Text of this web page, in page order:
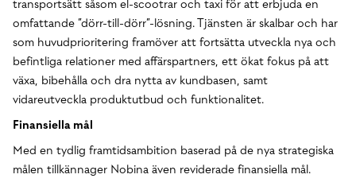
transportsätt såsom el-scootrar och taxi för att erbjuda en
omfattande ”dörr-till-dörr”-lösning. Tjänsten är skalbar och har
som huvudprioritering framöver att fortsätta utveckla nya och
befintliga relationer med affärspartners, ett ökat fokus på att
växa, bibehålla och dra nytta av kundbasen, samt
vidareutveckla produktutbud och funktionalitet.
Finansiella mål
Med en tydlig framtidsambition baserad på de nya strategiska
målen tillkännager Nobina även reviderade finansiella mål.